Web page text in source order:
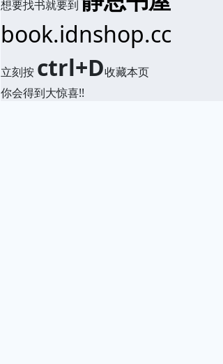
想要找书就要到
book.idnshop.cc
立刻按 ctrl+D收藏本页
你会得到大惊喜!!